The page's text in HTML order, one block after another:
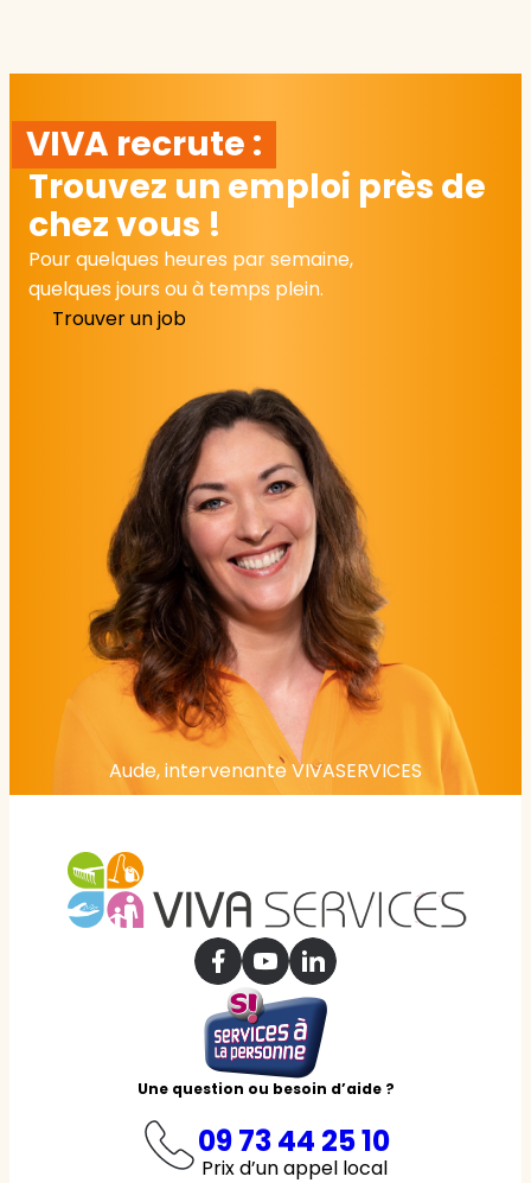
VIVA recrute :
Trouvez un emploi près de
chez vous !
Pour quelques heures par semaine,
quelques jours ou à temps plein.
Trouver un job
Aude, intervenante VIVASERVICES
Une question ou besoin d’aide ?
09 73 44 25 10
Prix d’un appel local